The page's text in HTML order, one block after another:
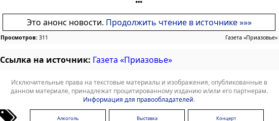
Это анонс новости. Продолжить чтение в источнике »»»
Просмотров: 311 Газета «Приазовье»
Ссылка на источник: Газета «Приазовье»
Исключительные права на текстовые материалы и изображения, опубликованные в
данном материале, принадлежат процитированному изданию и/или его партнерам.
Информация для правообладателей.
Алкоголь Выставка Концерт